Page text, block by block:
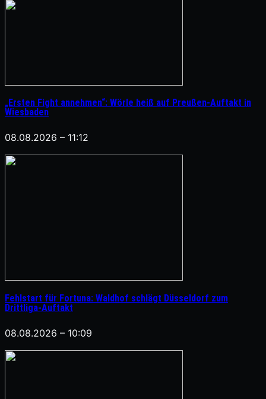
„Ersten Fight annehmen“: Wörle heiß auf Preußen-Auftakt in
Wiesbaden
08.08.2026 – 11:12
Fehlstart für Fortuna: Waldhof schlägt Düsseldorf zum
Drittliga-Auftakt
08.08.2026 – 10:09